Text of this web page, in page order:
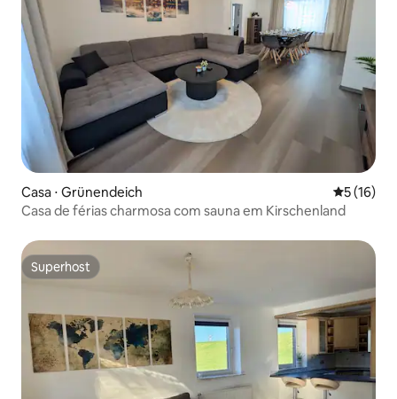
Casa ⋅ Grünendeich 5 de uma
5 (16)
Casa de férias charmosa com sauna em Kirschenland
Superhost
Superhost